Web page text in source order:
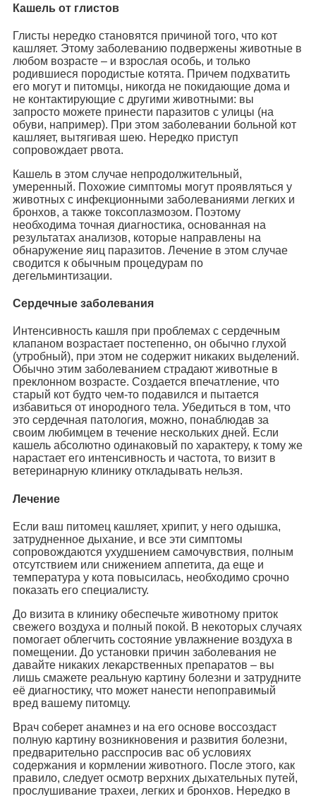
Кашель от глистов
Глисты нередко становятся причиной того, что кот
кашляет. Этому заболеванию подвержены животные в
любом возрасте – и взрослая особь, и только
родившиеся породистые котята. Причем подхватить
его могут и питомцы, никогда не покидающие дома и
не контактирующие с другими животными: вы
запросто можете принести паразитов с улицы (на
обуви, например). При этом заболевании больной кот
кашляет, вытягивая шею. Нередко приступ
сопровождает рвота.
Кашель в этом случае непродолжительный,
умеренный. Похожие симптомы могут проявляться у
животных с инфекционными заболеваниями легких и
бронхов, а также токсоплазмозом. Поэтому
необходима точная диагностика, основанная на
результатах анализов, которые направлены на
обнаружение яиц паразитов. Лечение в этом случае
сводится к обычным процедурам по
дегельминтизации.
Сердечные заболевания
Интенсивность кашля при проблемах с сердечным
клапаном возрастает постепенно, он обычно глухой
(утробный), при этом не содержит никаких выделений.
Обычно этим заболеванием страдают животные в
преклонном возрасте. Создается впечатление, что
старый кот будто чем-то подавился и пытается
избавиться от инородного тела. Убедиться в том, что
это сердечная патология, можно, понаблюдав за
своим любимцем в течение нескольких дней. Если
кашель абсолютно одинаковый по характеру, к тому же
нарастает его интенсивность и частота, то визит в
ветеринарную клинику откладывать нельзя.
Лечение
Если ваш питомец кашляет, хрипит, у него одышка,
затрудненное дыхание, и все эти симптомы
сопровождаются ухудшением самочувствия, полным
отсутствием или снижением аппетита, да еще и
температура у кота повысилась, необходимо срочно
показать его специалисту.
До визита в клинику обеспечьте животному приток
свежего воздуха и полный покой. В некоторых случаях
помогает облегчить состояние увлажнение воздуха в
помещении. До установки причин заболевания не
давайте никаких лекарственных препаратов – вы
лишь смажете реальную картину болезни и затрудните
её диагностику, что может нанести непоправимый
вред вашему питомцу.
Врач соберет анамнез и на его основе воссоздаст
полную картину возникновения и развития болезни,
предварительно расспросив вас об условиях
содержания и кормлении животного. После этого, как
правило, следует осмотр верхних дыхательных путей,
прослушивание трахеи, легких и бронхов. Нередко в